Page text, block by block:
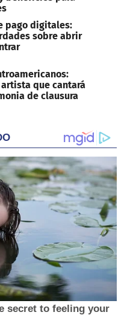
pago digitales:
sobre abrir
que cantará
de clausura